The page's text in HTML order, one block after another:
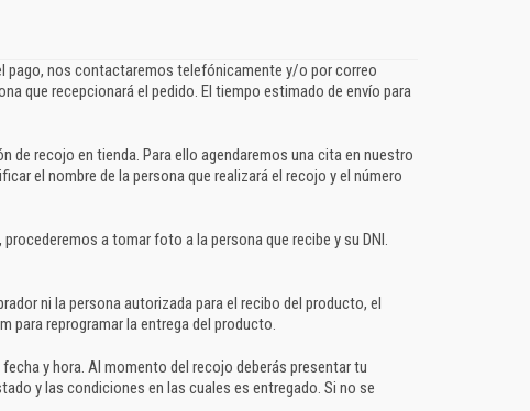
pago, nos contactaremos telefónicamente y/o por correo
que recepcionará el pedido. El tiempo estimado de envío para
recojo en tienda. Para ello agendaremos una cita en nuestro
el nombre de la persona que realizará el recojo y el número
a tomar foto a la persona que recibe y su DNI.
ni la persona autorizada para el recibo del producto, el
para reprogramar la entrega del producto.
y hora. Al momento del recojo deberás presentar tu
y las condiciones en las cuales es entregado. Si no se